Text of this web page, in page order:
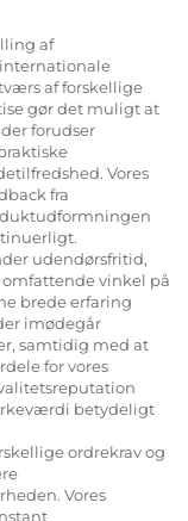
af
af forskellige
gør det muligt at
forudser
Vores
fra
udendørsfritid,
vinkel på
brede erfaring
imødegår
samtidig med at
for vores
betydeligt
ordrekrav og
Vores